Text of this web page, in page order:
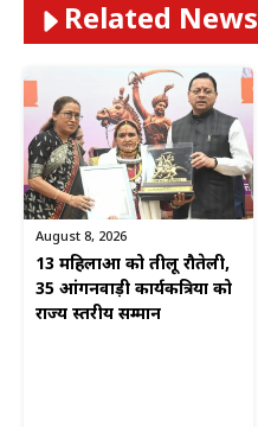
Related News
August 8, 2026
13 महिलाओं को तीलू रौतेली,
35 आंगनवाड़ी कार्यकत्रियों को
राज्य स्तरीय सम्मान